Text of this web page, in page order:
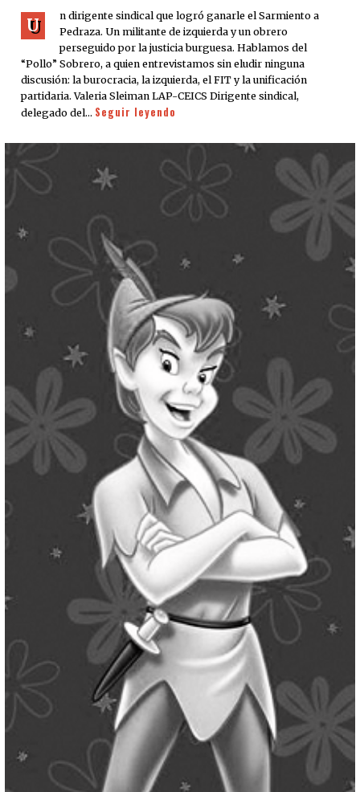
U
n dirigente sindical que logró ganarle el Sarmiento a
Pedraza. Un militante de izquierda y un obrero
perseguido por la justicia burguesa. Hablamos del
“Pollo” Sobrero, a quien entrevistamos sin eludir ninguna
discusión: la burocracia, la izquierda, el FIT y la unificación
partidaria. Valeria Sleiman LAP-CEICS Dirigente sindical,
delegado del… Seguir leyendo